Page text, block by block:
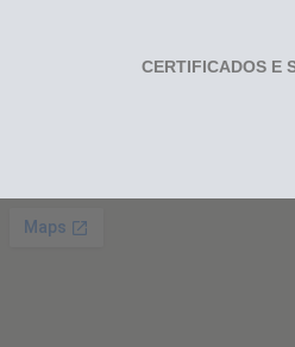
CERTIFICADOS E